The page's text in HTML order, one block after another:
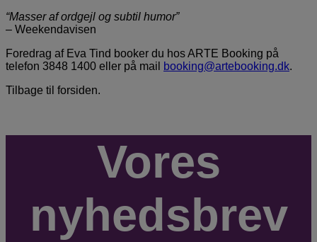
“Masser af ordgejl og subtil humor”
– Weekendavisen
Foredrag af Eva Tind booker du hos ARTE Booking på
telefon 3848 1400 eller på mail
booking@artebooking.dk.
Tilbage til forsiden.
Vores
nyhedsbrev